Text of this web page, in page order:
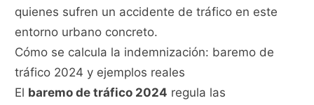
quienes sufren un accidente de tráfico en este
entorno urbano concreto.
Cómo se calcula la indemnización: baremo de
tráfico 2024 y ejemplos reales
El baremo de tráfico 2024 regula las